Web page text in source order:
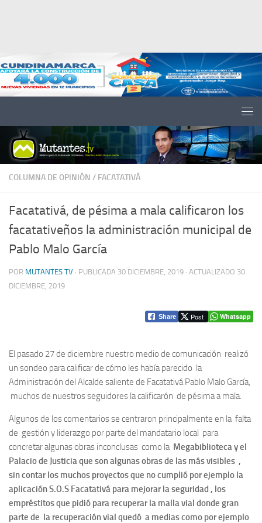
COLUMNA DE OPINIÓN / FACATATIVÁ
Facatativá, de pésima a mala calificaron los
facatativeños la administración municipal de
Pablo Malo García
POR MUTANTES TV · PUBLICADA 30 DICIEMBRE, 2019 · ACTUALIZADO 30
DICIEMBRE, 2019
Share Post Whatsapp
El pasado 27 de diciembre nuestro medio de comunicación realizó
un sondeo para calificar de cómo les había parecido la
Administración del Alcalde saliente de Facatativá Pablo Malo García,
muchos de nuestros seguidores la calificarón de pésima a mala.
Algunos de los comentarios se centraron principalmente en la falta
de gestión y liderazgo por parte del mandatario local para
concretar algunas obras inconclusas como la Megabiblioteca y el
Palacio de Justicia que son algunas obras de las más visibles ,
sin contar los muchos proyectos que no cumplió por ejemplo la
aplicación S.O.S Facatativá para mejorar la seguridad , los
empréstitos que pidió para recuperar la malla vial donde gran
parte de la recuperación vial quedó a medias como por ejemplo